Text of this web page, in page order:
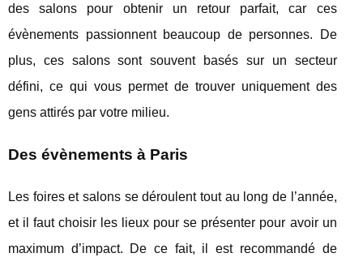
des salons pour obtenir un retour parfait, car ces
évènements passionnent beaucoup de personnes. De
plus, ces salons sont souvent basés sur un secteur
défini, ce qui vous permet de trouver uniquement des
gens attirés par votre milieu.
Des évènements à Paris
Les foires et salons se déroulent tout au long de l’année,
et il faut choisir les lieux pour se présenter pour avoir un
maximum d’impact. De ce fait, il est recommandé de